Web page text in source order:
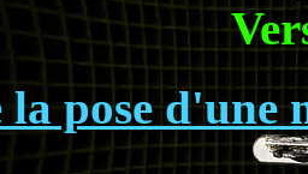
la pose d'une